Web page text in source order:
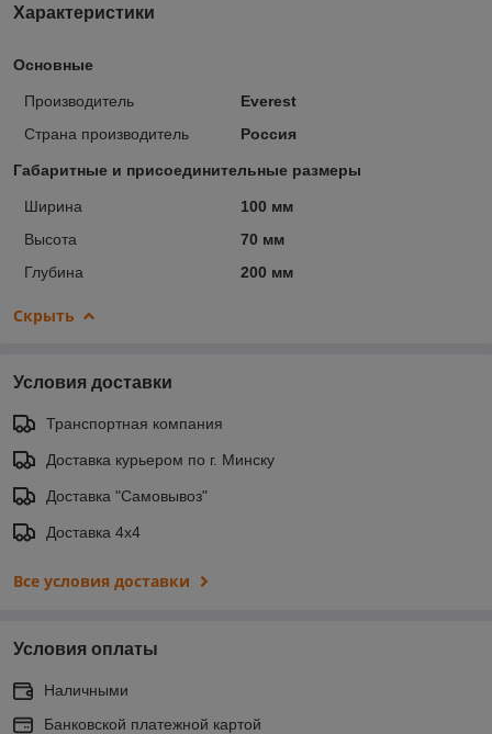
Характеристики
Основные
Производитель
Everest
Страна производитель
Россия
Габаритные и присоединительные размеры
Ширина
100 мм
Высота
70 мм
Глубина
200 мм
Скрыть
Условия доставки
Транспортная компания
Доставка курьером по г. Минску
Доставка "Самовывоз"
Доставка 4х4
Все условия доставки
Условия оплаты
Наличными
Банковской платежной картой